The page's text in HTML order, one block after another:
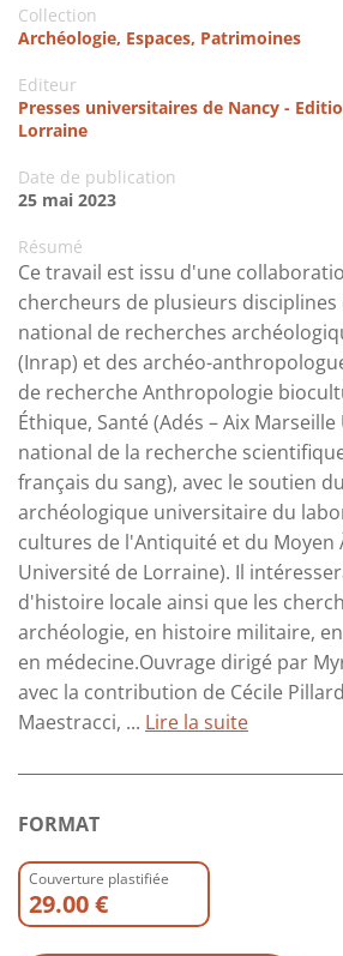
Collection
Archéologie, Espaces, Patrimoines
Editeur
Presses universitaires de Nancy -
Lorraine
Date de publication
25 mai 2023
Résumé
Ce travail est issu d'une
chercheurs de plusieurs
national de recherches
(Inrap) et des archéo-
de recherche Anthropologie
Éthique, Santé (Adés – Aix
national de la recherche
français du sang), avec le soutien
archéologique universitaire du
cultures de l'Antiquité et du Moyen
Université de Lorraine). Il
d'histoire locale ainsi que les
archéologie, en histoire militaire,
en médecine.Ouvrage dirigé par
avec la contribution de Cécile
Maestracci, ... Lire la suite
FORMAT
Couverture plastifiée
29.00 €